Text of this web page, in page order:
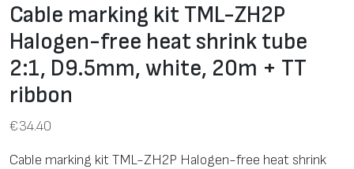
Cable marking kit TML-ZH2P
Halogen-free heat shrink tube
2:1, D9.5mm, white, 20m + TT
ribbon
€34.40
Cable marking kit TML-ZH2P Halogen-free heat shrink